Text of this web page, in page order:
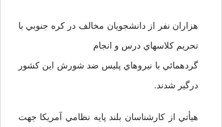
هزاران نفر از دانشجويان مخالف در کره جنوبي با
تحريم کلاسهاي درس و انجام
گردهمائي با نيروهاي پليس ضد شورش اين کشور
درگير شدند.
هيأتي از کارشناسان بلند پايه نظامي آمريکا جهت